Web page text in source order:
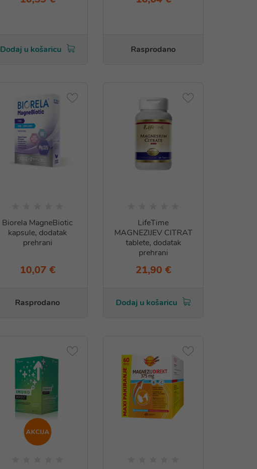
Dodaj u košaricu Rasprodano
Biorela MagneBiotic
kapsule, dodatak
prehrani
10,07 €
Rasprodano
LifeTime
MAGNEZIJEV CITRAT
tablete, dodatak
prehrani
21,90 €
Dodaj u košaricu
AKCIJA